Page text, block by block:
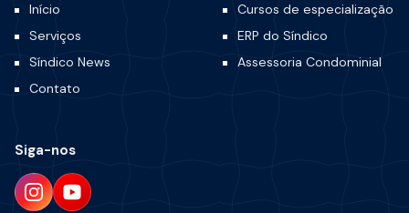
Início
Serviços
Síndico News
Contato
Cursos de especialização
ERP do Síndico
Assessoria Condominial
Siga-nos